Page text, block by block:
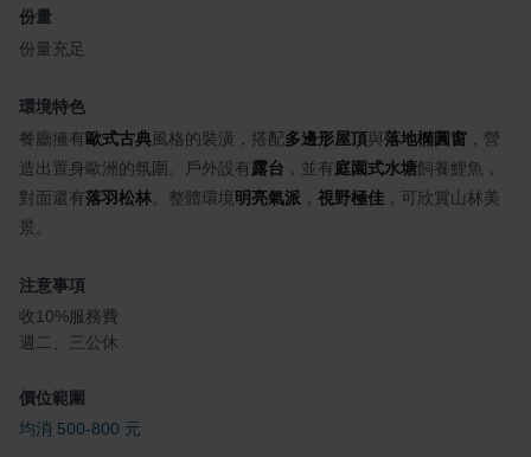
份量
份量充足
環境特色
餐廳擁有 歐式古典風格的裝潢，搭配多邊形屋頂與落地橢圓窗 ，營
造出置身歐洲的氛圍。戶外設有 露台 ，並有 庭園式水塘飼養鯉魚，
對面還有落羽松林 。整體環境明亮氣派 ， 視野極佳 ，可欣賞山林美
景。
注意事項
收10%服務費
週二、三公休
價位範圍
均消 500-800 元